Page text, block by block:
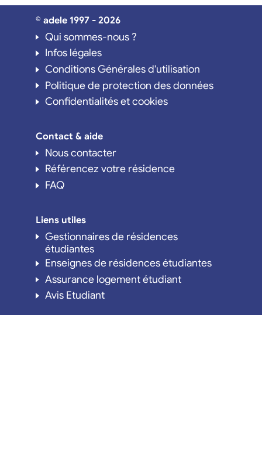
© adele 1997 - 2026
Qui sommes-nous ?
Infos légales
Conditions Générales d'utilisation
Politique de protection des données
Confidentialités et cookies
Contact & aide
Nous contacter
Référencez votre résidence
FAQ
Liens utiles
Gestionnaires de résidences
étudiantes
Enseignes de résidences étudiantes
Assurance logement étudiant
Avis Etudiant